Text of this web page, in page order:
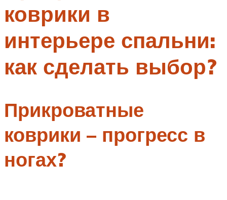
Меню
коврики в
интерьере спальни:
как сделать выбор?
Прикроватные
коврики – прогресс в
ногах?